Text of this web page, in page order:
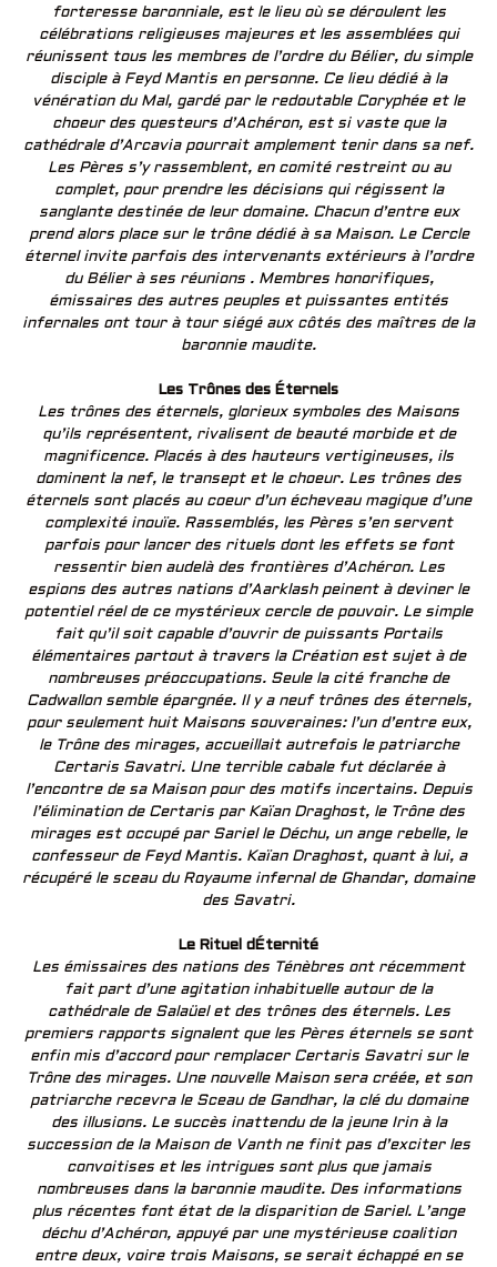
forteresse baronniale, est le lieu où se déroulent les
célébrations religieuses majeures et les assemblées qui
réunissent tous les membres de l’ordre du Bélier, du simple
disciple à Feyd Mantis en personne. Ce lieu dédié à la
vénération du Mal, gardé par le redoutable Coryphée et le
choeur des questeurs d’Achéron, est si vaste que la
cathédrale d’Arcavia pourrait amplement tenir dans sa nef.
Les Pères s’y rassemblent, en comité restreint ou au
complet, pour prendre les décisions qui régissent la
sanglante destinée de leur domaine. Chacun d’entre eux
prend alors place sur le trône dédié à sa Maison. Le Cercle
éternel invite parfois des intervenants extérieurs à l’ordre
du Bélier à ses réunions . Membres honorifiques,
émissaires des autres peuples et puissantes entités
infernales ont tour à tour siégé aux côtés des maîtres de la
baronnie maudite.
Les Trônes des Éternels
Les trônes des éternels, glorieux symboles des Maisons
qu’ils représentent, rivalisent de beauté morbide et de
magnificence. Placés à des hauteurs vertigineuses, ils
dominent la nef, le transept et le choeur. Les trônes des
éternels sont placés au coeur d’un écheveau magique d’une
complexité inouïe. Rassemblés, les Pères s’en servent
parfois pour lancer des rituels dont les effets se font
ressentir bien audelà des frontières d’Achéron. Les
espions des autres nations d’Aarklash peinent à deviner le
potentiel réel de ce mystérieux cercle de pouvoir. Le simple
fait qu’il soit capable d’ouvrir de puissants Portails
élémentaires partout à travers la Création est sujet à de
nombreuses préoccupations. Seule la cité franche de
Cadwallon semble épargnée. Il y a neuf trônes des éternels,
pour seulement huit Maisons souveraines: l’un d’entre eux,
le Trône des mirages, accueillait autrefois le patriarche
Certaris Savatri. Une terrible cabale fut déclarée à
l’encontre de sa Maison pour des motifs incertains. Depuis
l’élimination de Certaris par Kaïan Draghost, le Trône des
mirages est occupé par Sariel le Déchu, un ange rebelle, le
confesseur de Feyd Mantis. Kaïan Draghost, quant à lui, a
récupéré le sceau du Royaume infernal de Ghandar, domaine
des Savatri.
Le Rituel dÉternité
Les émissaires des nations des Ténèbres ont récemment
fait part d’une agitation inhabituelle autour de la
cathédrale de Salaüel et des trônes des éternels. Les
premiers rapports signalent que les Pères éternels se sont
enfin mis d’accord pour remplacer Certaris Savatri sur le
Trône des mirages. Une nouvelle Maison sera créée, et son
patriarche recevra le Sceau de Gandhar, la clé du domaine
des illusions. Le succès inattendu de la jeune Irin à la
succession de la Maison de Vanth ne finit pas d’exciter les
convoitises et les intrigues sont plus que jamais
nombreuses dans la baronnie maudite. Des informations
plus récentes font état de la disparition de Sariel. L’ange
déchu d’Achéron, appuyé par une mystérieuse coalition
entre deux, voire trois Maisons, se serait échappé en se